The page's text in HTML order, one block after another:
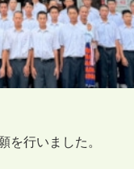
行いました。